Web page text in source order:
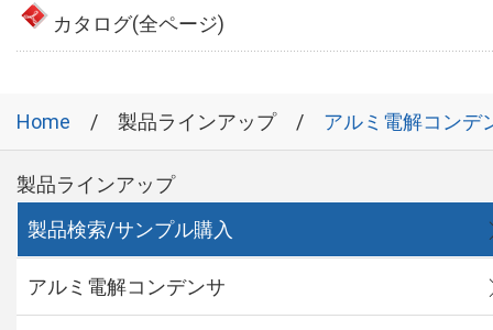
カタログ(全ページ)
Home 製品ラインアップ アルミ電解コンデ
製品ラインアップ
製品検索/サンプル購入
アルミ電解コンデンサ